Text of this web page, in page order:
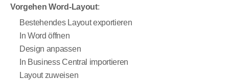
Vorgehen Word-Layout:
Bestehendes Layout exportieren
In Word öffnen
Design anpassen
In Business Central importieren
Layout zuweisen